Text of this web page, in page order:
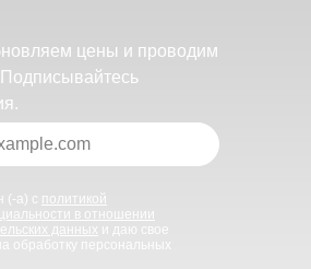
цены и проводим
(-а) с политикой
в отношении
данных и даю свое
обработку персональных